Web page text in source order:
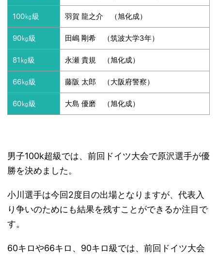
100㎏級 羽賀 龍之介 （旭化成）
90㎏級 田嶋 剛希 （筑波大学3年）
81㎏級 永瀬 貴規 （旭化成）
66㎏級 藤阪 太郎 （大阪府警察）
60㎏級 大島 優磨 （旭化成）
男子100k超級では、前回ドイツ大会で原沢選手が優
勝を決めました。
小川選手は今回2度目の出場となりますが、代表入
り争いのためにも結果を残すことができるか注目で
す。
60キロや66キロ、90キロ級では、前回ドイツ大会